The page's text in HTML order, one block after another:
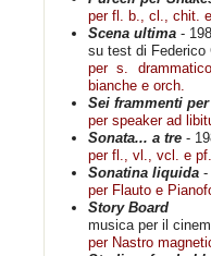
per fl. b., cl., chit.
Scena ultima -
su test di Federico
per s.
bianche e orch.
Sei frammenti
per speaker ad
Sonata... a tre -
per fl., vl., vcl. e pf.
Sonatina liquida -
per Flauto e
Story Board
musica per il
per Nastro